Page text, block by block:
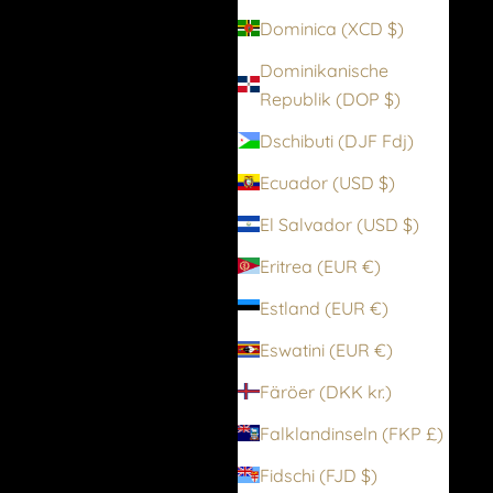
Dominica (XCD $)
Dominikanische
Republik (DOP $)
Dschibuti (DJF Fdj)
Ecuador (USD $)
El Salvador (USD $)
Eritrea (EUR €)
Estland (EUR €)
Eswatini (EUR €)
Färöer (DKK kr.)
Falklandinseln (FKP £)
Fidschi (FJD $)